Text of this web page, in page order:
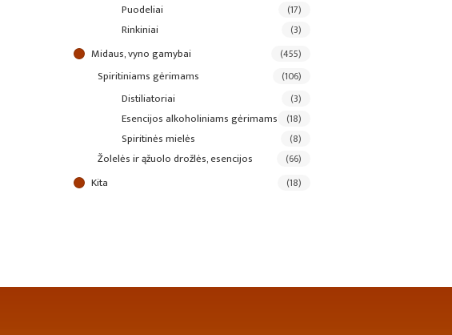
puodeliai (17)
rinkiniai (3)
midaus, vyno gamybai (455)
spiritiniams gėrimams (106)
distiliatoriai (3)
esencijos alkoholiniams gėrimams (18)
spiritinės mielės (8)
žolelės ir ąžuolo drožlės, esencijos (66)
kita (18)